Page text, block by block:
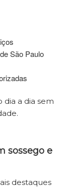
São Paulo
a dia sem
sossego e
destaques